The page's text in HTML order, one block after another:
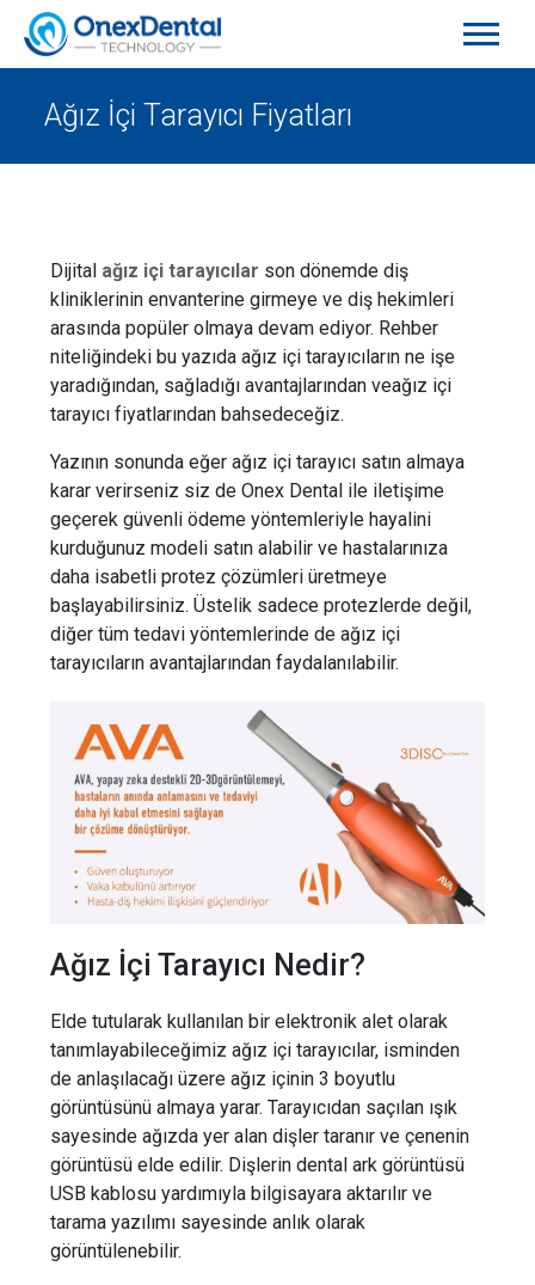
Ağız İçi Tarayıcı Fiyatları
Dijital ağız içi tarayıcılar son dönemde diş
kliniklerinin envanterine girmeye ve diş hekimleri
arasında popüler olmaya devam ediyor. Rehber
niteliğindeki bu yazıda ağız içi tarayıcıların ne işe
yaradığından, sağladığı avantajlarından veağız içi
tarayıcı fiyatlarından bahsedeceğiz.
Yazının sonunda eğer ağız içi tarayıcı satın almaya
karar verirseniz siz de Onex Dental ile iletişime
geçerek güvenli ödeme yöntemleriyle hayalini
kurduğunuz modeli satın alabilir ve hastalarınıza
daha isabetli protez çözümleri üretmeye
başlayabilirsiniz. Üstelik sadece protezlerde değil,
diğer tüm tedavi yöntemlerinde de ağız içi
tarayıcıların avantajlarından faydalanılabilir.
Ağız İçi Tarayıcı Nedir?
Elde tutularak kullanılan bir elektronik alet olarak
tanımlayabileceğimiz ağız içi tarayıcılar, isminden
de anlaşılacağı üzere ağız içinin 3 boyutlu
görüntüsünü almaya yarar. Tarayıcıdan saçılan ışık
sayesinde ağızda yer alan dişler taranır ve çenenin
görüntüsü elde edilir. Dişlerin dental ark görüntüsü
USB kablosu yardımıyla bilgisayara aktarılır ve
tarama yazılımı sayesinde anlık olarak
görüntülenebilir.